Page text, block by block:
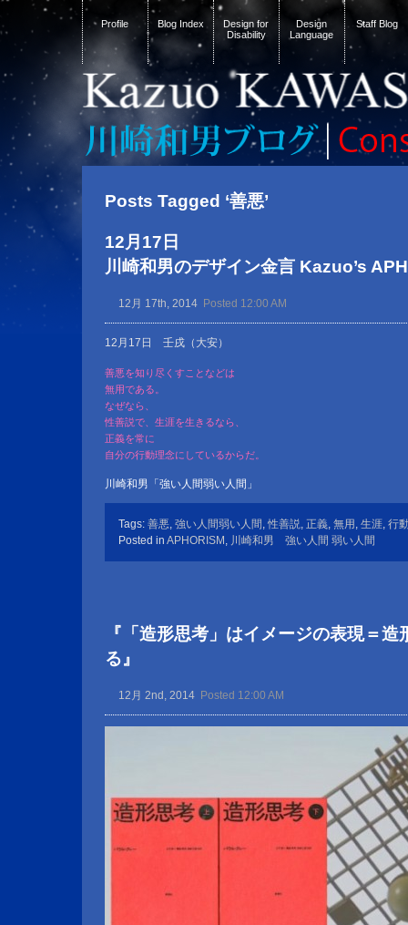
Profile Blog Index
Design for
Disability
Design
Language
Staff Blog
Posts Tagged ‘善悪’
12月17日
川崎和男のデザイン金言 Kazuo’s
12月 17th, 2014 Posted 12:00 AM
12月17日 壬戌（大安）
善悪を知り尽くすことなどは
無用である。
なぜなら、
性善説で、生涯を生きるなら、
正義を常に
自分の行動理念にしているからだ。
川崎和男「強い人間弱い人間」
Tags: 善悪, 強い人間弱い人間 ,性善説, 正義, 無用 , 生涯, 行
Posted in APHORISM , 川崎和男 強い人間 弱い人間
『「造形思考」はイメージの表現＝
る』
12月 2nd, 2014 Posted 12:00 AM